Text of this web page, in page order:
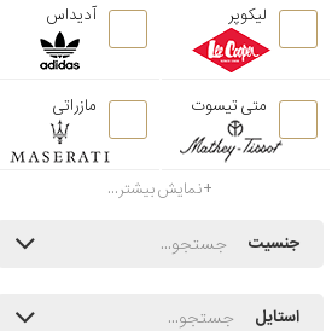
لیکوپر آدیداس
متی تیسوت مازراتی
نمایش بیشتر...
جنسیت
استایل